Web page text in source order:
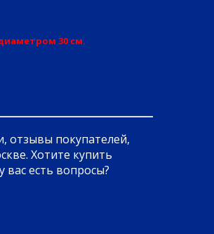
30 см.
отзывы покупателей,
Хотите купить
есть вопросы?